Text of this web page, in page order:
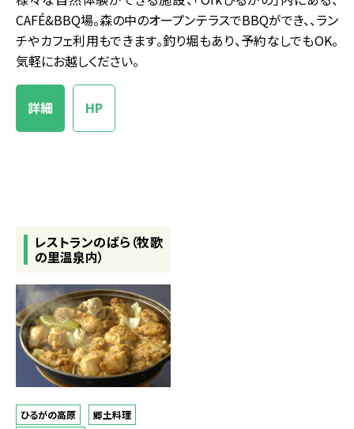
CAFÉ&BBQ場。森の中のオープンテラスでBBQができ、、ラン
チやカフェ利用もできます。釣り堀もあり、予約なしでもOK。
気軽にお越しください。
詳細 HP
レストランのばら（牧歌
の里温泉内）
ひるがの高原
郷土料理